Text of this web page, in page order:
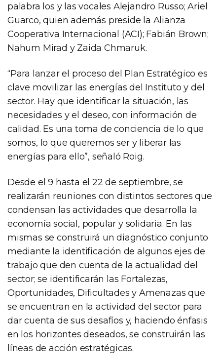
palabra los y las vocales Alejandro Russo; Ariel
Guarco, quien además preside la Alianza
Cooperativa Internacional (ACI); Fabián Brown;
Nahum Mirad y Zaida Chmaruk.
“Para lanzar el proceso del Plan Estratégico es
clave movilizar las energías del Instituto y del
sector. Hay que identificar la situación, las
necesidades y el deseo, con información de
calidad. Es una toma de conciencia de lo que
somos, lo que queremos ser y liberar las
energías para ello”, señaló Roig.
Desde el 9 hasta el 22 de septiembre, se
realizarán reuniones con distintos sectores que
condensan las actividades que desarrolla la
economía social, popular y solidaria. En las
mismas se construirá un diagnóstico conjunto
mediante la identificación de algunos ejes de
trabajo que den cuenta de la actualidad del
sector; se identificarán las Fortalezas,
Oportunidades, Dificultades y Amenazas que
se encuentran en la actividad del sector para
dar cuenta de sus desafíos y, haciendo énfasis
en los horizontes deseados, se construirán las
líneas de acción estratégicas.